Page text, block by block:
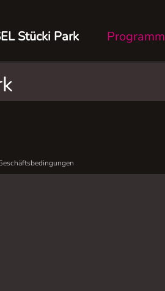
Stücki Park Programm